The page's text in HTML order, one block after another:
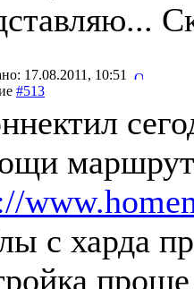
17.08.2011, 10:51
#513
с харда